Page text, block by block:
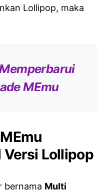
Lollipop, maka
MEmu
Versi Lollipop
bernama Multi